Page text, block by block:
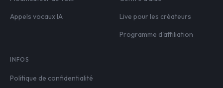
Appels vocaux IA
Live pour les créateurs
Programme d'affiliation
INFOS
Politique de confidentialité